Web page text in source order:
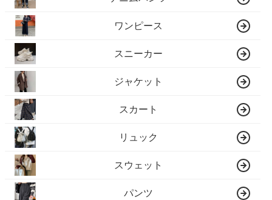
ワンピース
スニーカー
ジャケット
スカート
リュック
スウェット
パンツ